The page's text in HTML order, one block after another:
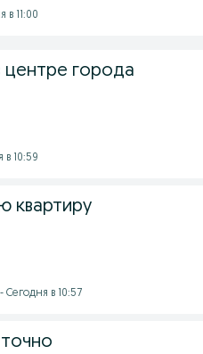
в 11:00
центре города
в 10:59
квартиру
Сегодня в 10:57